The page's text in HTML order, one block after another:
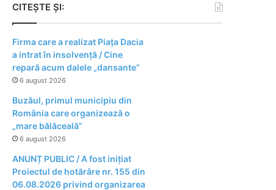
CITEȘTE ȘI:
Firma care a realizat Piața Dacia
a intrat în insolvență / Cine
repară acum dalele „dansante”
6 august 2026
Buzăul, primul municipiu din
România care organizează o
„mare bălăceală”
6 august 2026
ANUNȚ PUBLIC / A fost inițiat
Proiectul de hotărâre nr. 155 din
06.08.2026 privind organizarea